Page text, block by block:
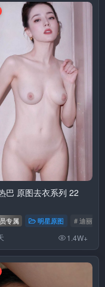
巴 原图去衣系列 22
专属 明星原图 # 迪丽热巴
1.4W+